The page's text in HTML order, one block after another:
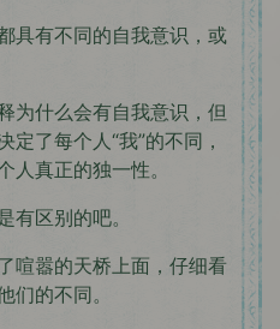
具有不同的自我意识，或
为什么会有自我意识，但
了每个人“我”的不同，
人真正的独一性。
有区别的吧。
喧嚣的天桥上面，仔细看
们的不同。